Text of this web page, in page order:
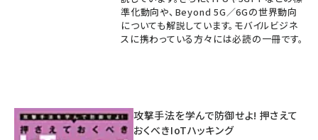
準化動向や、Beyond 5G／6Gの世界動向
についても解説しています。モバイルビジネ
スに携わっている方々には必読の一冊です。
攻撃手法を学んで防御せよ! 押さえて
おくべきIoTハッキング